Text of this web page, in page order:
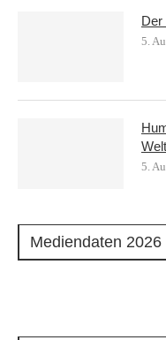
Der
5.
5.
Mediendaten 2026